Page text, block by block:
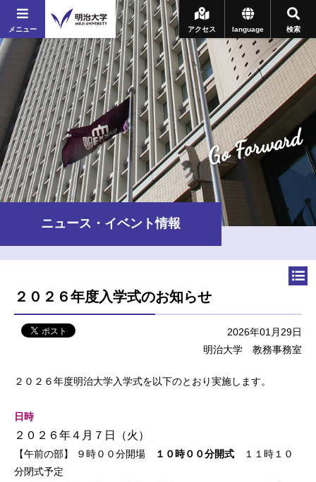
メニュー 検索
language
アクセス
Go Forward
ニュース・イベント情報
２０２６年度入学式のお知らせ
2026年01月29日
明治大学 教務事務室
２０２６年度明治大学入学式を以下のとおり実施します。
日時
２０２６年４月７日（火）
【午前の部】 ９時００分開場 １０時００分開式 １１時１０
分閉式予定